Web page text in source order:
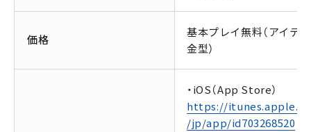
価格
基本プレイ無料（アイテ
金型）
・iOS（App Store）
https://
/jp/app/id703268520